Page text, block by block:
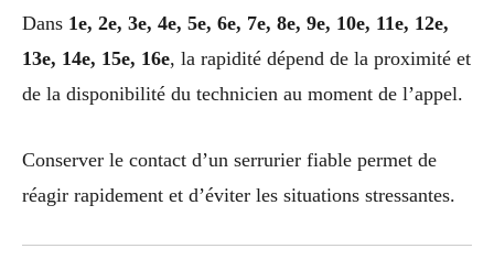
Dans 1e, 2e, 3e, 4e, 5e, 6e, 7e, 8e, 9e, 10e, 11e, 12e,
13e, 14e, 15e, 16e, la rapidité dépend de la proximité et
de la disponibilité du technicien au moment de l’appel.
Conserver le contact d’un serrurier fiable permet de
réagir rapidement et d’éviter les situations stressantes.